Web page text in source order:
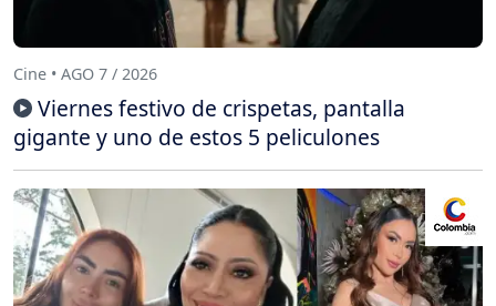
Cine • AGO 7 / 2026
Viernes festivo de crispetas, pantalla
gigante y uno de estos 5 peliculones